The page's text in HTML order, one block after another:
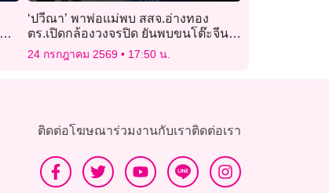
‘ปวีณา’ พาพ่อแม่พบ สสจ.อ่างทอง
ตร.เปิดกล้องวงจรปิด ยันพบขนโต๊ะจีน 3
ตัวเข้า รพ.จริง!
24 กรกฎาคม 2569 17:50 น.
ติดต่อโฆษณาร่วมงานกับเราติดต่อเรา